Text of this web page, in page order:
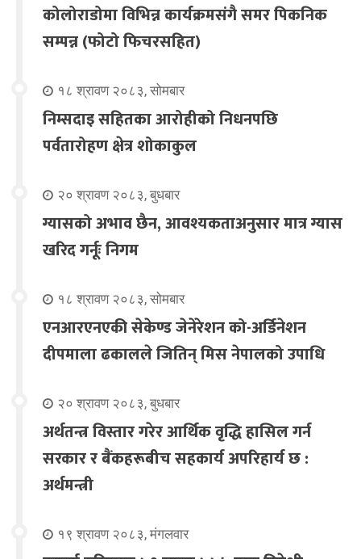
कोलोराडोमा विभिन्न कार्यक्रमसंगै समर पिकनिक
सम्पन्न (फोटो फिचरसहित)
१८ श्रावण २०८३, सोमबार
निम्सदाइ सहितका आरोहीको निधनपछि
पर्वतारोहण क्षेत्र शोकाकुल
२० श्रावण २०८३, बुधबार
ग्यासको अभाव छैन, आवश्यकताअनुसार मात्र ग्यास
खरिद गर्नूः निगम
१८ श्रावण २०८३, सोमबार
एनआरएनएकी सेकेण्ड जेनेरेशन को-अर्डिनेशन
दीपमाला ढकालले जितिन् मिस नेपालको उपाधि
२० श्रावण २०८३, बुधबार
अर्थतन्त्र विस्तार गरेर आर्थिक वृद्धि हासिल गर्न
सरकार र बैंकहरूबीच सहकार्य अपरिहार्य छ :
अर्थमन्त्री
१९ श्रावण २०८३, मंगलवार